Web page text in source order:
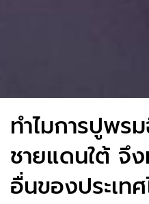
ทำไมการปูพร
ชายแดนใต้ จึ
อื่นของประเท